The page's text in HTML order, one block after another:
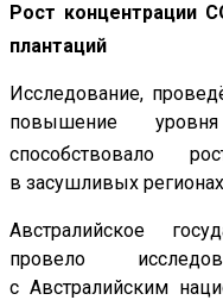
Рост концентрации
плантаций
Исследование,
повышение
способствовало
в засушливых
Австралийское
провело
с Австралийским